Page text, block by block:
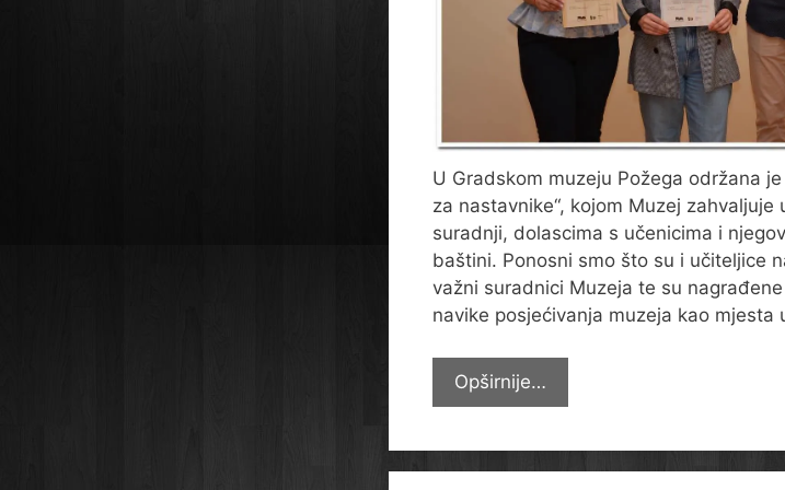
U Gradskom muzeju Požega održana
za nastavnike“, kojom Muzej
suradnji, dolascima s učenicima i
baštini. Ponosni smo što su i učiteljice
važni suradnici Muzeja te su
navike posjećivanja muzeja kao mjesta
Opširnije…
“Muzejske